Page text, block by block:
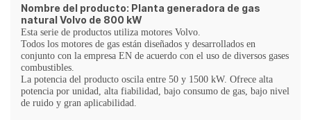
Nombre del producto: Planta generadora de gas
natural Volvo de 800 kW
Esta serie de productos utiliza motores Volvo.
Todos los motores de gas están diseñados y desarrollados en
conjunto con la empresa EN de acuerdo con el uso de diversos gases
combustibles.
La potencia del producto oscila entre 50 y 1500 kW. Ofrece alta
potencia por unidad, alta fiabilidad, bajo consumo de gas, bajo nivel
de ruido y gran aplicabilidad.